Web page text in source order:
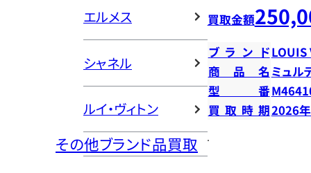
エルメス
シャネル
ルイ・ヴィトン
その他ブランド品買取
買取金額
ブランドLOUIS
商品名 ミュル
型番
買取時期2026